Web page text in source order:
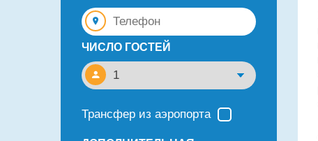
ЧИСЛО ГОСТЕЙ
Трансфер из аэропорта